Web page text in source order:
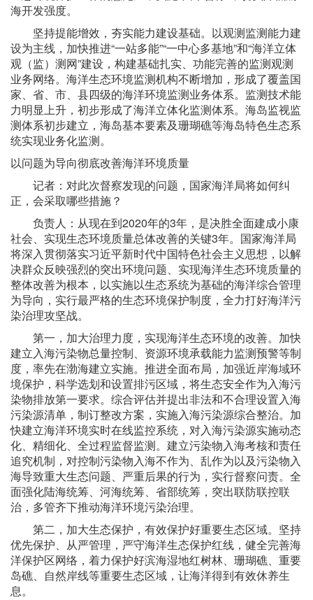
海开发强度。
坚持提能增效，夯实能力建设基础。以观测监测能力建
设为主线，加快推进“一站多能”“一中心多基地”和“海洋立体
观（监）测网”建设，构建基础扎实、功能完善的监测观测
业务网络。海洋生态环境监测机构不断增加，形成了覆盖国
家、省、市、县四级的海洋环境监测业务体系。监测技术能
力明显上升，初步形成了海洋立体化监测体系。海岛监视监
测体系初步建立，海岛基本要素及珊瑚礁等海岛特色生态系
统实现业务化监测。
以问题为导向彻底改善海洋环境质量
记者：对此次督察发现的问题，国家海洋局将如何纠
正，会采取哪些措施？
负责人：从现在到2020年的3年，是决胜全面建成小康
社会、实现生态环境质量总体改善的关键3年。国家海洋局
将深入贯彻落实习近平新时代中国特色社会主义思想，以解
决群众反映强烈的突出环境问题、实现海洋生态环境质量的
整体改善为根本，以实施以生态系统为基础的海洋综合管理
为导向，实行最严格的生态环境保护制度，全力打好海洋污
染治理攻坚战。
第一，加大治理力度，实现海洋生态环境的改善。加快
建立入海污染物总量控制、资源环境承载能力监测预警等制
度，率先在渤海建立实施。推进全面布局，加强近岸海域环
境保护，科学选划和设置排污区域，将生态安全作为入海污
染物排放第一要求。综合评估并提出非法和不合理设置入海
污染源清单，制订整改方案，实施入海污染源综合整治。加
快建立海洋环境实时在线监控系统，对入海污染源实施动态
化、精细化、全过程监督监测。建立污染物入海考核和责任
追究机制，对控制污染物入海不作为、乱作为以及污染物入
海导致重大生态问题、严重后果的行为，实行督察问责。全
面强化陆海统筹、河海统筹、省部统筹，突出联防联控联
治，多管齐下推动海洋环境污染治理。
第二，加大生态保护，有效保护好重要生态区域。坚持
优先保护、从严管理，严守海洋生态保护红线，健全完善海
洋保护区网络，着力保护好滨海湿地红树林、珊瑚礁、重要
岛礁、自然岸线等重要生态区域，让海洋得到有效休养生
息。